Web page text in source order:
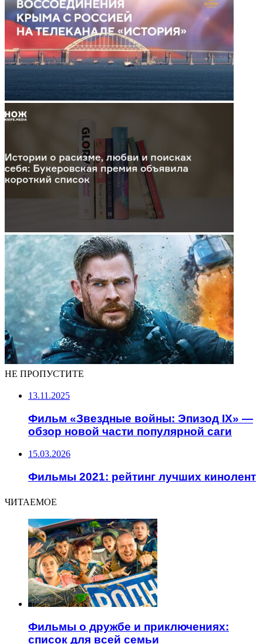
НЕ ПРОПУСТИТЕ
13.11.2025
Фильм «Звездные войны: Эпизод IX» —
обзор новой части популярной саги
15.03.2026
Фильмы 2021: рейтинг лучших кинолент
ЧИТАЕМОЕ
Фильмы о дружбе и приключениях:
список для всей семьи